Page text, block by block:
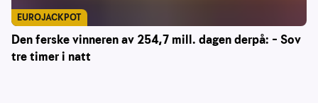
Den ferske vinneren av 254,7 mill. dagen derpå: – Sov
tre timer i natt
EUROJACKPOT